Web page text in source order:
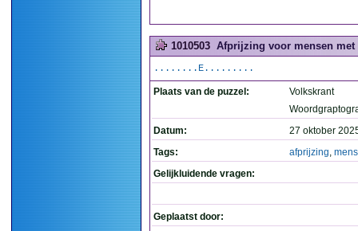
1010503 Afprijzing voor mensen met
........E.........
Plaats van de puzzel:
Volkskrant
Datum:
27 oktober
Tags:
afprijzing,
Gelijkluidende vragen:
Geplaatst door: